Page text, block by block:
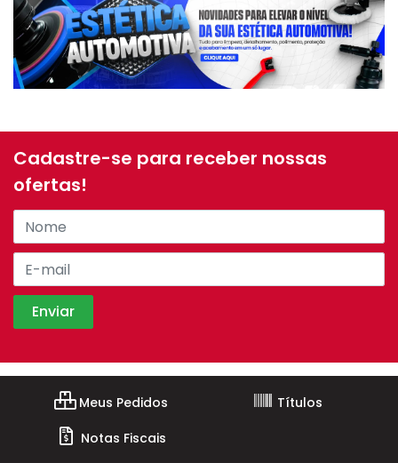
Cadastre-se para receber nossas
ofertas!
Meus Pedidos
Títulos
Notas Fiscais